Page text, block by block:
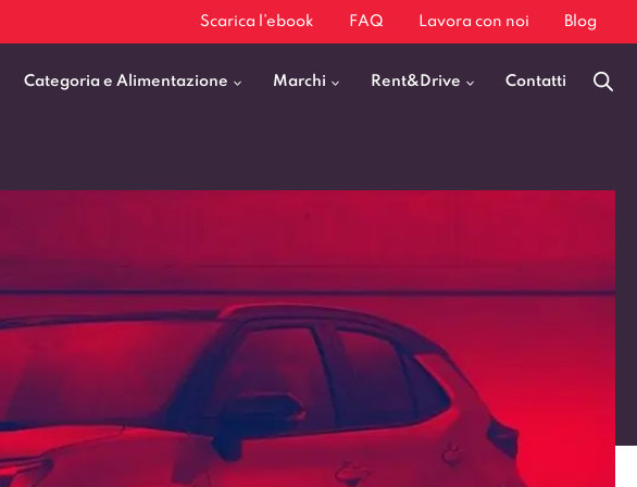
Scarica l’ebook FAQ Lavora con noi Blog
Categoria e Alimentazione
Ibrida
GPL
Marchi
Peugeot Professional
VEDI TUTTI
Audi A3
Kia Sportage
Jeep Avenger
VEDI TUTTI
Rent&Drive Contatti